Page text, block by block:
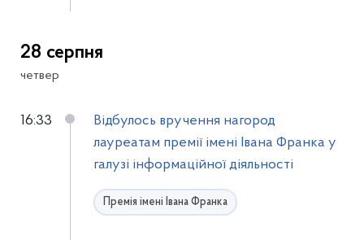
28 серпня
четвер
16:33
Відбулось вручення нагород
лауреатам премії імені Івана Франка у
галузі інформаційної діяльності
Премія імені Івана Франка